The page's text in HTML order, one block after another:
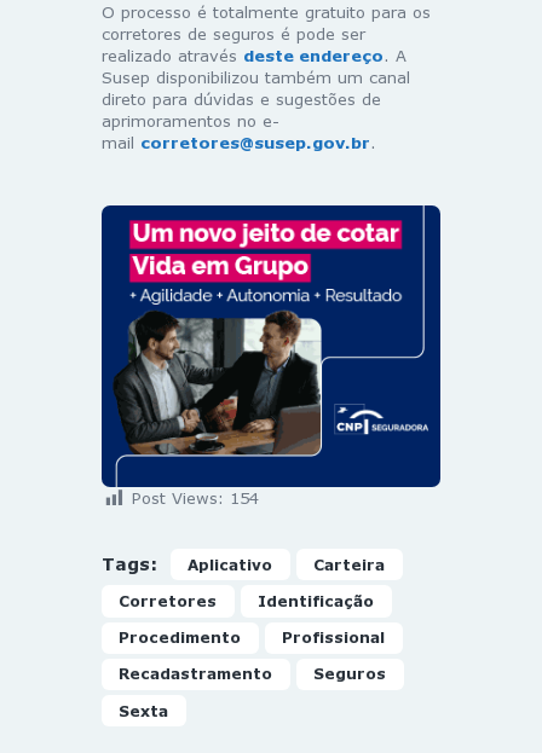
O processo é totalmente gratuito para os
corretores de seguros é pode ser
realizado através deste endereço. A
Susep disponibilizou também um canal
direto para dúvidas e sugestões de
aprimoramentos no e-
mail corretores@susep.gov.br.
Post Views: 154
Tags: Aplicativo Carteira
Corretores Identificação
Procedimento Profissional
Recadastramento Seguros
Sexta